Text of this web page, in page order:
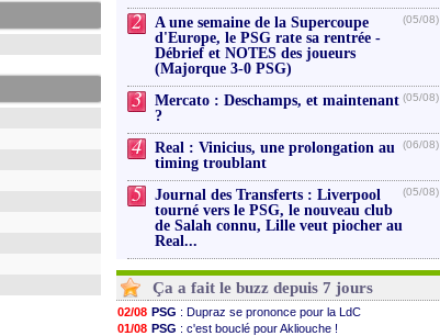
2
A une semaine de la Supercoupe
d'Europe, le PSG rate sa rentrée -
Débrief et NOTES des joueurs
(Majorque 3-0 PSG)
(05/08)
3
Mercato : Deschamps, et maintenant
?
(05/08)
4
Real : Vinicius, une prolongation au
timing troublant
(06/08)
5
Journal des Transferts : Liverpool
tourné vers le PSG, le nouveau club
de Salah connu, Lille veut piocher au
Real...
(05/08)
Ça a fait le buzz depuis 7 jours
02/08 PSG : Dupraz se prononce pour la LdC
01/08 PSG : c'est bouclé pour Akliouche !